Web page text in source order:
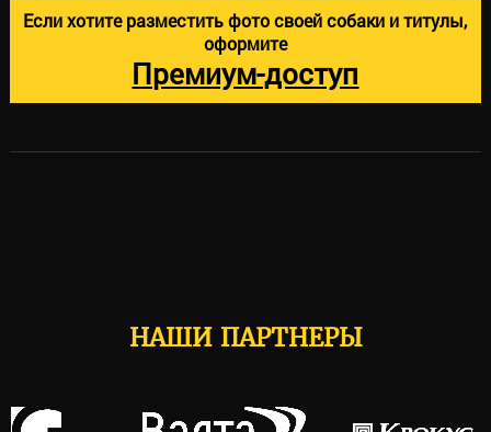
Если хотите разместить фото своей собаки и титулы,
оформите
Премиум-доступ
НАШИ ПАРТНЕРЫ